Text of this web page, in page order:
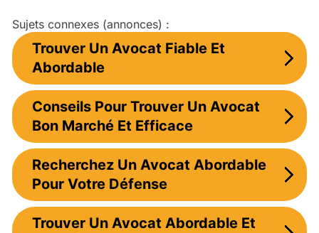
Sujets connexes (annonces) :
Trouver Un Avocat Fiable Et
Abordable
Conseils Pour Trouver Un Avocat
Bon Marché Et Efficace
Recherchez Un Avocat Abordable
Pour Votre Défense
Trouver Un Avocat Abordable Et